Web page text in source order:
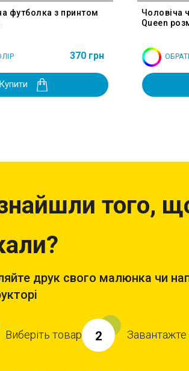
футболка з принтом
370 грн
Купити
Чоловіча
Queen
того,
друк свого малюнка чи
Виберіть товар 2